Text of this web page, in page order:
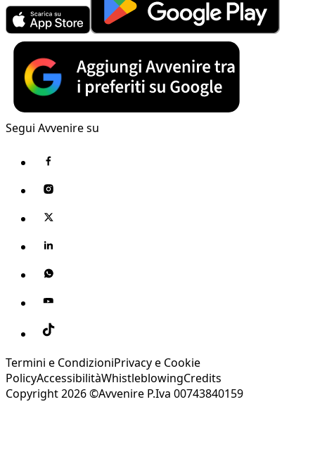
Segui Avvenire su
Termini e CondizioniPrivacy e Cookie
PolicyAccessibilitàWhistleblowingCredits
Copyright 2026 ©Avvenire P.Iva 00743840159